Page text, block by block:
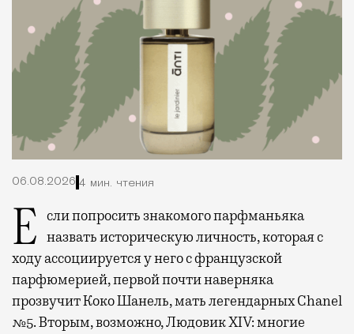
06.08.2026 4 мин. чтения
Если попросить знакомого парфманьяка назвать историческую личность, которая с
ходу ассоциируется у него с французской
парфюмерией, первой почти наверняка
прозвучит Коко Шанель, мать легендарных Chanel
№5. Вторым, возможно, Людовик XIV: многие